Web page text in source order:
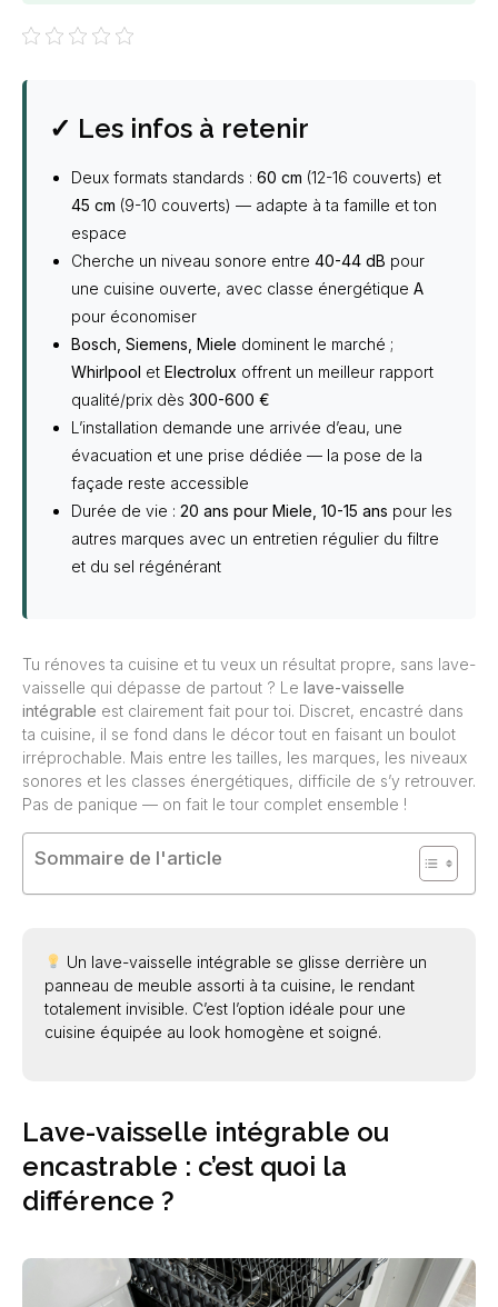
✓ Les infos à retenir
Deux formats standards : 60 cm (12-16 couverts) et
45 cm (9-10 couverts) — adapte à ta famille et ton
espace
Cherche un niveau sonore entre 40-44 dB pour
une cuisine ouverte, avec classe énergétique A
pour économiser
Bosch, Siemens, Miele dominent le marché ;
Whirlpool et Electrolux offrent un meilleur rapport
qualité/prix dès 300-600 €
L’installation demande une arrivée d’eau, une
évacuation et une prise dédiée — la pose de la
façade reste accessible
Durée de vie : 20 ans pour Miele, 10-15 ans pour les
autres marques avec un entretien régulier du filtre
et du sel régénérant
Tu rénoves ta cuisine et tu veux un résultat propre, sans lave-
vaisselle qui dépasse de partout ? Le lave-vaisselle
intégrable est clairement fait pour toi. Discret, encastré dans
ta cuisine, il se fond dans le décor tout en faisant un boulot
irréprochable. Mais entre les tailles, les marques, les niveaux
sonores et les classes énergétiques, difficile de s’y retrouver.
Pas de panique — on fait le tour complet ensemble !
Sommaire de l'article
Un lave-vaisselle intégrable se glisse derrière un
panneau de meuble assorti à ta cuisine, le rendant
totalement invisible. C’est l’option idéale pour une
cuisine équipée au look homogène et soigné.
Lave-vaisselle intégrable ou
encastrable : c’est quoi la
différence ?